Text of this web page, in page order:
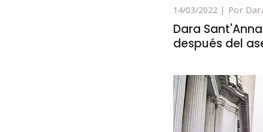
14/03/2022 | Por
Dara
después del